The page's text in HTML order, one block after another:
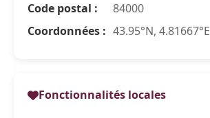
Code postal :
84000
Coordonnées : 43.95°N, 4.81667°E
Fonctionnalités locales